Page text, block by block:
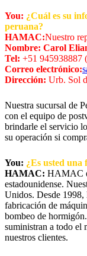
You: ¿Cuál es su
peruana?
HAMAC:Nuestro
Nombre: Carol
Tel: +51 945938887
Correo electrónico:
Dirección: Urb. Sol
Nuestra sucursal de
con el equipo de
brindarle el servicio
su operación si
You: ¿Es usted una
HAMAC: HAMAC
estadounidense.
Unidos. Desde
fabricación de
bombeo de
suministran a todo el
nuestros clientes.